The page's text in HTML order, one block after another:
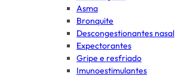
Asma
Bronquite
Descongestionantes nasal
Expectorantes
Gripe e resfriado
Imunoestimulantes